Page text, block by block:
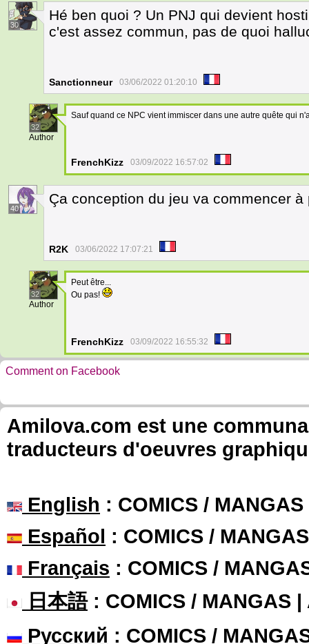
30
Hé ben quoi ? Un PNJ qui devient
c'est assez commun, pas de quoi
Sanctionneur 03/06/2022 01:20:10
32
Author
Sauf quand ce NPC vient immiscer dans une autre quête qui
FrenchKizz 03/09/2022 16:57:02
40
Ça conception du jeu va commencer
R2K 03/06/2022 17:07:21
32
Author
Peut être...
Ou pas!
FrenchKizz 03/09/2022 16:55:32
Comment on Facebook
Amilova.com est une
traducteurs d'oeuvres
English : COMICS /
Español : COMICS /
Français : COMICS /
日本語: COMICS / MANGAS |
Русский : COMICS /